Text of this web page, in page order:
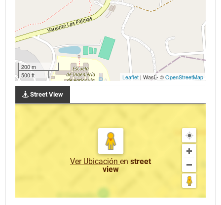
200 m
500 ft
Leaflet | Wasi - ©OpenStreetMap
Street View
Ver Ubicación en street
view